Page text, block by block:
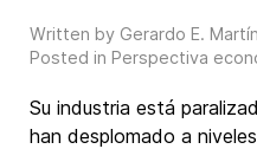
Written by Gerardo E.
Posted in Perspectiva
Su industria está
han desplomado a